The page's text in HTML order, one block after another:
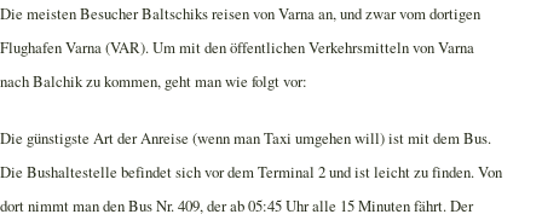
Die meisten Besucher Baltschiks reisen von Varna an, und zwar vom dortigen
Flughafen Varna (VAR). Um mit den öffentlichen Verkehrsmitteln von Varna
nach Balchik zu kommen, geht man wie folgt vor:
Die günstigste Art der Anreise (wenn man Taxi umgehen will) ist mit dem Bus.
Die Bushaltestelle befindet sich vor dem Terminal 2 und ist leicht zu finden. Von
dort nimmt man den Bus Nr. 409, der ab 05:45 Uhr alle 15 Minuten fährt. Der